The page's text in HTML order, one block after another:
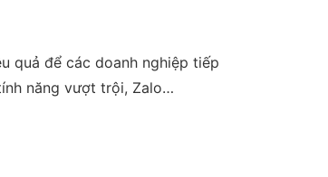
quả để các doanh nghiệp tiếp
năng vượt trội, Zalo…